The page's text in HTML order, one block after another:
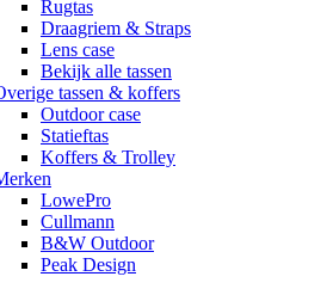
Rugtas
Draagriem & Straps
Lens case
Bekijk alle tassen
tassen & koffers
Outdoor case
Statieftas
Koffers & Trolley
LowePro
Cullmann
B&W Outdoor
Peak Design